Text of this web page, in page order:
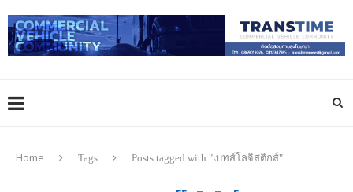
Home Tags Posts tagged with "เบทส์โลจิสติกส์"